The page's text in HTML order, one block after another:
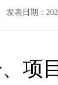
发表日期：
项